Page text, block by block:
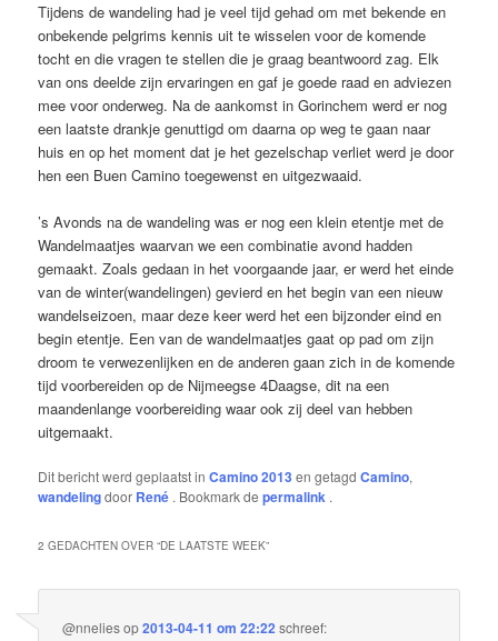
Tijdens de wandeling had je veel tijd gehad om met bekende en
onbekende pelgrims kennis uit te wisselen voor de komende
tocht en die vragen te stellen die je graag beantwoord zag. Elk
van ons deelde zijn ervaringen en gaf je goede raad en adviezen
mee voor onderweg. Na de aankomst in Gorinchem werd er nog
een laatste drankje genuttigd om daarna op weg te gaan naar
huis en op het moment dat je het gezelschap verliet werd je door
hen een Buen Camino toegewenst en uitgezwaaid.
’s Avonds na de wandeling was er nog een klein etentje met de
Wandelmaatjes waarvan we een combinatie avond hadden
gemaakt. Zoals gedaan in het voorgaande jaar, er werd het einde
van de winter(wandelingen) gevierd en het begin van een nieuw
wandelseizoen, maar deze keer werd het een bijzonder eind en
begin etentje. Een van de wandelmaatjes gaat op pad om zijn
droom te verwezenlijken en de anderen gaan zich in de komende
tijd voorbereiden op de Nijmeegse 4Daagse, dit na een
maandenlange voorbereiding waar ook zij deel van hebben
uitgemaakt.
Dit bericht werd geplaatst inCamino 2013 en getagdCamino,
wandelingdoor René . Bookmark depermalink .
2 GEDACHTEN OVER “DE LAATSTE WEEK”
@nneliesop2013-04-11 om 22:22schreef: